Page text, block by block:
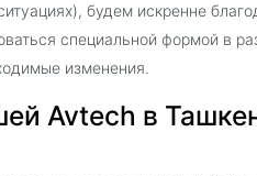
будем искренне
специальной формой в
изменения.
Avtech в